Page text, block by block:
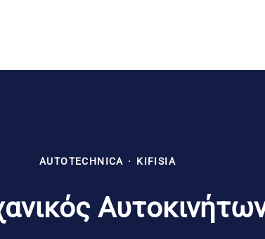
AUTOTECHNICA · KIFISIA